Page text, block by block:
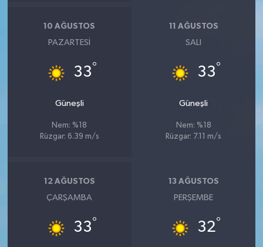
10 AĞUSTOS
PAZARTESI
33°
Güneşli
Nem: %18
Rüzgar: 6.39 m/s
11 AĞUSTOS
SALI
33°
Güneşli
Nem: %18
Rüzgar: 7.11 m/s
12 AĞUSTOS
ÇARŞAMBA
33°
13 AĞUSTOS
PERŞEMBE
32°